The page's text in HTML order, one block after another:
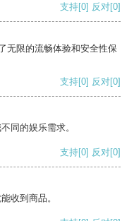
支持[0] 反对[0]
无限的流畅体验和安全性保
支持[0] 反对[0]
同的娱乐需求。
支持[0] 反对[0]
收到商品。